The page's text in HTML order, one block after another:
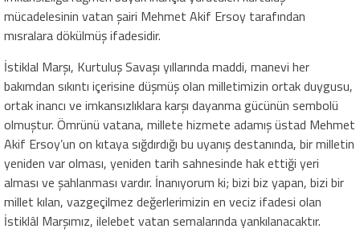
mücadelesinin vatan şairi Mehmet Akif Ersoy tarafından
mısralara dökülmüş ifadesidir.
İstiklal Marşı, Kurtuluş Savaşı yıllarında maddi, manevi her
bakımdan sıkıntı içerisine düşmüş olan milletimizin ortak duygusu,
ortak inancı ve imkansızlıklara karşı dayanma gücünün sembolü
olmuştur. Ömrünü vatana, millete hizmete adamış üstad Mehmet
Akif Ersoy’un on kıtaya sığdırdığı bu uyanış destanında, bir milletin
yeniden var olması, yeniden tarih sahnesinde hak ettiği yeri
alması ve şahlanması vardır. İnanıyorum ki; bizi biz yapan, bizi bir
millet kılan, vazgeçilmez değerlerimizin en veciz ifadesi olan
İstiklâl Marşımız, ilelebet vatan semalarında yankılanacaktır.